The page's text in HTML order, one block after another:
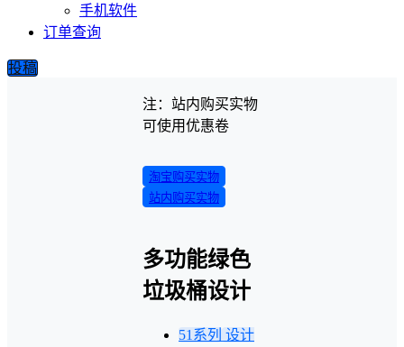
手机软件
订单查询
投稿
注：站内购买实物
可使用优惠卷
淘宝购买实物
站内购买实物
多功能绿色
垃圾桶设计
51系列 设计